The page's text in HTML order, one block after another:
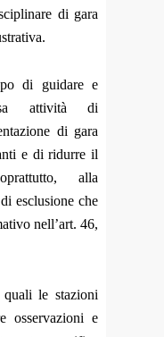
di gara
di guidare e
attività di
di gara
e di ridurre il
alla
esclusione che
nell’art. 46,
le stazioni
osservazioni e